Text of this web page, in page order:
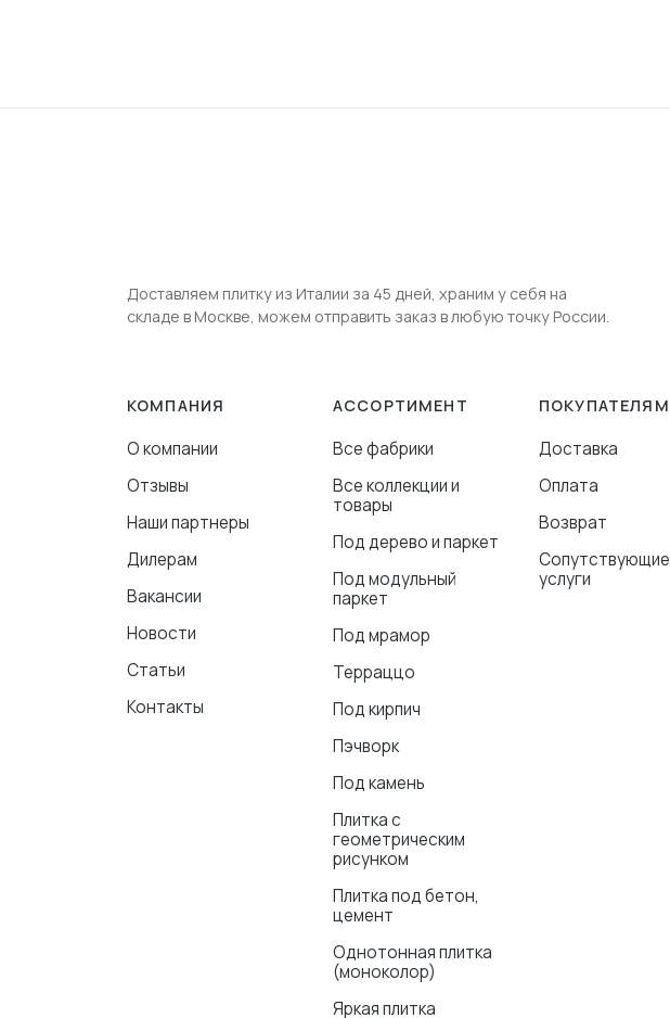
Доставляем плитку из Италии за 45 дней, храним у себя на
складе в Москве, можем отправить заказ в любую точку России.
КОМПАНИЯ
О компании
Отзывы
Наши партнеры
Дилерам
Вакансии
Новости
Статьи
Контакты
АССОРТИМЕНТ
Все фабрики
Все коллекции и
товары
Под дерево и паркет
Под модульный
паркет
Под мрамор
Терраццо
Под кирпич
Пэчворк
Под камень
Плитка с
геометрическим
рисунком
Плитка под бетон,
цемент
Однотонная плитка
(моноколор)
Яркая плитка
ПОКУПАТЕЛЯМ
Доставка
Оплата
Возврат
Сопутствующие
услуги